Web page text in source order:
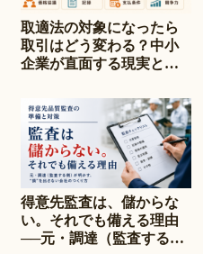
取適法の対象になったら
取引はどう変わる？中小
企業が直面する現実と対
得意先監査は、儲からな
い。それでも備える理由
──元・調達（監査する